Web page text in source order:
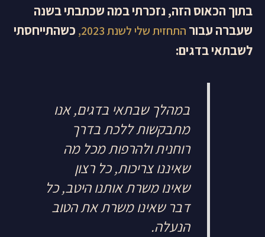
בתוך הכאוס הזה, נזכרתי במה שכתבתי בשנה
שעברה עבור התחזית שלי לשנת 2023,
כשהתייחסתי
לשבתאי בדגים:
במהלך שבתאי בדגים, אנו
מתבקשות ללכת בדרך
רוחנית ולהרפות מכל מה
שאיננו צריכות, כל רצון
שאינו משרת אותנו היטב, כל
דבר שאינו משרת את הטוב
הנעלה.